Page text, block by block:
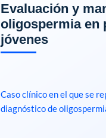
Evaluación y
oligospermia en
jóvenes
Caso clínico en el que se
diagnóstico de